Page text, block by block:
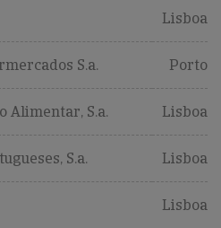
Lisboa
S.a. Porto
Alimentar, S.a. Lisboa
S.a. Lisboa
Lisboa